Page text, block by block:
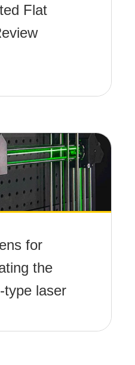
Flat
for
the
type laser